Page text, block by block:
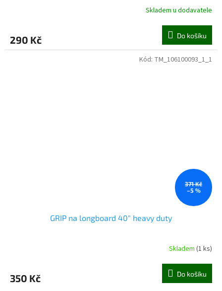
Skladem u dodavatele
290 Kč Do košíku
371 Kč
–5 %
GRIP na longboard 40" heavy duty
Skladem (1 ks)
350 Kč Do košíku
Kód: TM_106100093_1_1